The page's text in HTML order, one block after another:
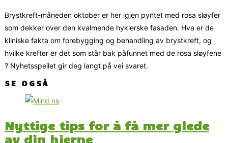
Brystkreft-måneden oktober er her igjen pyntet med rosa sløyfer
som dekker over den kvalmende hyklerske fasaden. Hva er de
kliniske fakta om forebygging og behandling av brystkreft, og
hvilke krefter er det som står bak påfunnet med de rosa sløyfene
? Nyhetsspeilet gir deg langt på vei svaret.
SE OGSÅ
Nyttige tips for å få mer glede
av din hjerne